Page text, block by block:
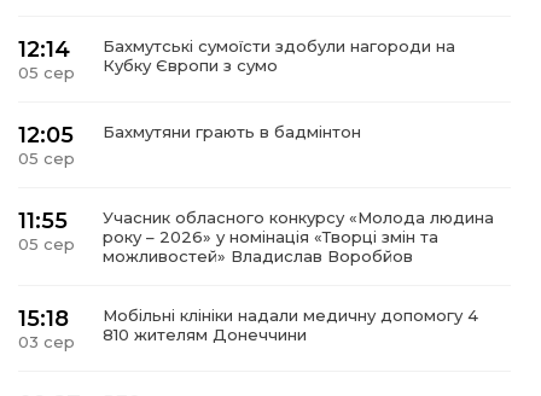
12:14
05 сер
Бахмутські сумоїсти здобули нагороди на
Кубку Європи з сумо
12:05
05 сер
Бахмутяни грають в бадмінтон
11:55
05 сер
Учасник обласного конкурсу «Молода людина
року – 2026» у номінація «Творці змін та
можливостей» Владислав Воробйов
15:18
03 сер
Мобільні клініки надали медичну допомогу 4
810 жителям Донеччини